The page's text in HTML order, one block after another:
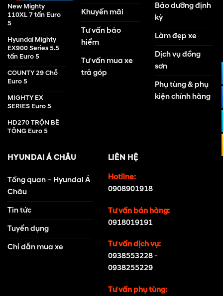
New Mighty
110XL 7 tấn Euro
5
Hyundai Mighty
EX900 Series 5.5
tấn Euro 5
COUNTY 29 Chỗ
Euro 5
MIGHTY EX
SERIES Euro 5
HD270 TRỘN BÊ
TÔNG Euro 5
Khuyến mãi
Tư vấn bảo
hiểm
Tư vấn mua xe
trả góp
Bảo dưỡng định
kỳ
Làm đẹp xe
Dịch vụ đồng
sơn
Phụ tùng & phụ
kiện chính hãng
HYUNDAI Á CHÂU
Tổng quan – Hyundai Á
Châu
Tin tức
Tuyển dụng
Chỉ dẫn mua xe
LIÊN HỆ
Hotline:
0908901918
Tư vấn bán hàng:
0918019191
Tư vấn dịch vụ:
0938553228-
0938255229
Tư vấn phụ tùng: